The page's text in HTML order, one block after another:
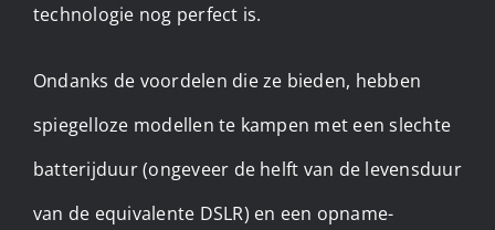
technologie nog perfect is.
Ondanks de voordelen die ze bieden, hebben
spiegelloze modellen te kampen met een slechte
batterijduur (ongeveer de helft van de levensduur
van de equivalente DSLR) en een opname-